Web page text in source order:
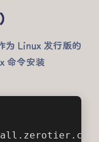
为 Linux 发行版的
命令安装